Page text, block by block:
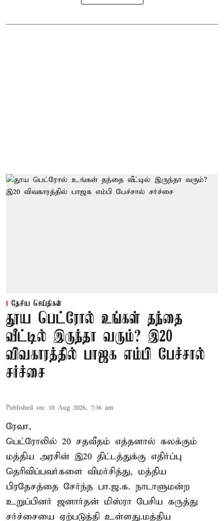
தேசிய செய்திகள்
தூய பெட்ரோல் உங்கள் தந்தை
வீட்டில் இருந்தா வரும்? இ20
விவகாரத்தில் பாஜக எம்பி பேச்சால்
சர்ச்சை
Published on: 10 Aug 2026, 7:36 am
ரேவா,
பெட்ரோலில் 20 சதவீதம் எத்தனால் கலக்கும்
மத்திய அரசின் இ20 திட்டத்துக்கு எதிர்ப்பு
தெரிவிப்பவர்களை விமர்சித்து, மத்திய
பிரதேசத்தை சேர்ந்த பா.ஜ.க. நாடாளுமன்ற
உறுப்பினர் ஜனார்தன் மிஸ்ரா பேசிய கருத்து
சர்ச்சையை ஏற்படுத்தி உள்ளது.மத்திய